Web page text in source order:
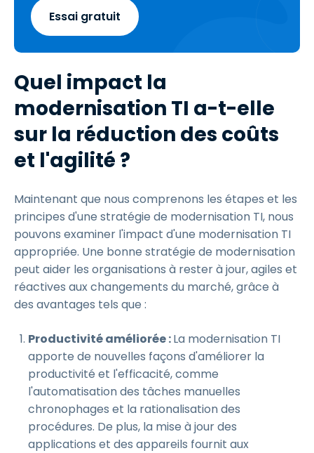
Essai gratuit
Quel impact la
modernisation TI a-t-elle
sur la réduction des coûts
et l'agilité ?
Maintenant que nous comprenons les étapes et les
principes d'une stratégie de modernisation TI, nous
pouvons examiner l'impact d'une modernisation TI
appropriée. Une bonne stratégie de modernisation
peut aider les organisations à rester à jour, agiles et
réactives aux changements du marché, grâce à
des avantages tels que :
Productivité améliorée :La modernisation TI
apporte de nouvelles façons d'améliorer la
productivité et l'efficacité, comme
l'automatisation des tâches manuelles
chronophages et la rationalisation des
procédures. De plus, la mise à jour des
applications et des appareils fournit aux